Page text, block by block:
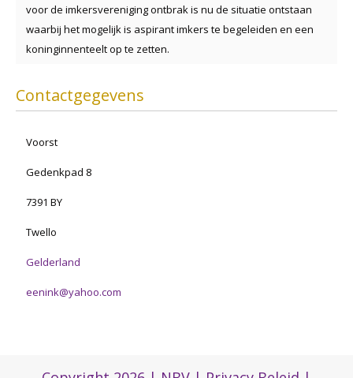
voor de imkersvereniging ontbrak is nu de situatie ontstaan
waarbij het mogelijk is aspirant imkers te begeleiden en een
koninginnenteelt op te zetten.
Contactgegevens
Voorst
Gedenkpad 8
7391 BY
Twello
Gelderland
eenink@yahoo.com